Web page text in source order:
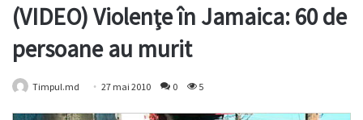
(VIDEO) Violenţe în Jamaica: 60 de
persoane au murit
Timpul.md 27 mai 2010 0 5